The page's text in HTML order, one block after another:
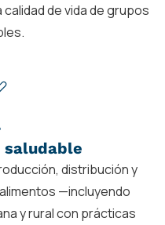
de vida de grupos
distribución y
—incluyendo
y rural con prácticas